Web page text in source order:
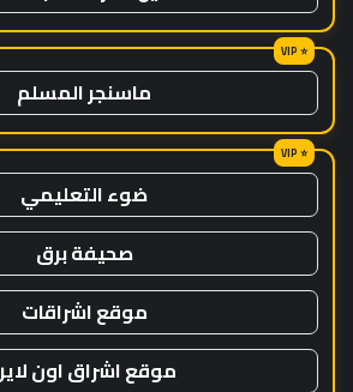
ماسنجر المسلم
ضوء التعليمي
صحيفة برق
موقع اشراقات
موقع اشراق اون